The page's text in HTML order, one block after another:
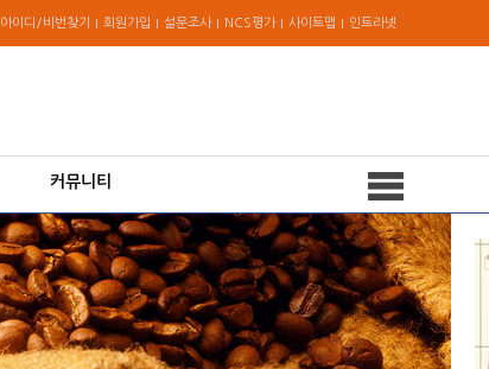
아이디/비번찾기 회원가입 설문조사 NCS평가 사이트맵 인트라넷
커뮤니티